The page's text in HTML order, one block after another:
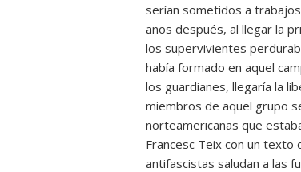
serían sometidos a
años después, al llegar la
los supervivientes
había formado en aquel
los guardianes, llegaría la
miembros de aquel grupo
norteamericanas que
Francesc Teix con un texto
antifascistas saludan a las